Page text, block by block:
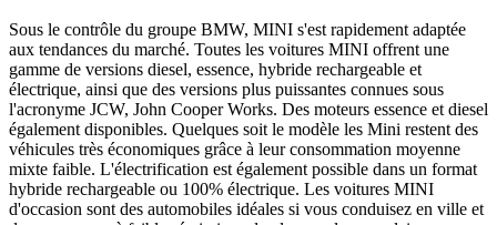
Sous le contrôle du groupe BMW, MINI s'est rapidement adaptée
aux tendances du marché. Toutes les voitures MINI offrent une
gamme de versions diesel, essence, hybride rechargeable et
électrique, ainsi que des versions plus puissantes connues sous
l'acronyme JCW, John Cooper Works. Des moteurs essence et diesel
également disponibles. Quelques soit le modèle les Mini restent des
véhicules très économiques grâce à leur consommation moyenne
mixte faible. L'électrification est également possible dans un format
hybride rechargeable ou 100% électrique. Les voitures MINI
d'occasion sont des automobiles idéales si vous conduisez en ville et